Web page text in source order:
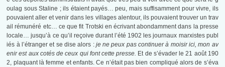
oulag sous Staline ; ils étaient payés… peu, mais suffisamment pour vivre, ils
pouvaient aller et venir dans les villages alentour, ils pouvaient trouver un trav
ail rémunéré etc… ce que fit Trotski en écrivant abondamment dans la presse
locale… jusqu’à ce qu’il reçoive durant l’été 1902 les journaux marxistes publ
iés à l’étranger et se dise alors : je ne peux pas continuer à moisir ici, mon av
enir est aux cotés de ceux qui font cette presse. Et de s’évader le 21 août 190
2, plaquant là femme et enfants. Ce n’était pas bien compliqué alors de s’éva